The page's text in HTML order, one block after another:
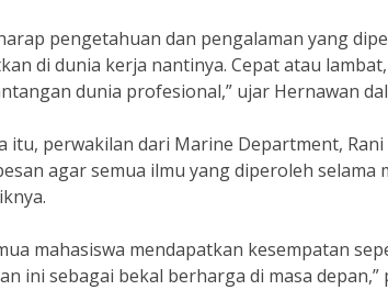
pengetahuan dan pengalaman yang
di dunia kerja nantinya. Cepat atau
dunia profesional,” ujar Hernawan
itu, perwakilan dari Marine Department,
agar semua ilmu yang diperoleh selama
mahasiswa mendapatkan kesempatan
ini sebagai bekal berharga di masa depan,”